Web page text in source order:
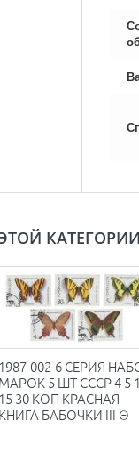
1987-002-6 СЕРИЯ
МАРОК 5 ШТ СССР 4 5
15 30 КОП КРАСНАЯ
КНИГА БАБОЧКИ III Θ